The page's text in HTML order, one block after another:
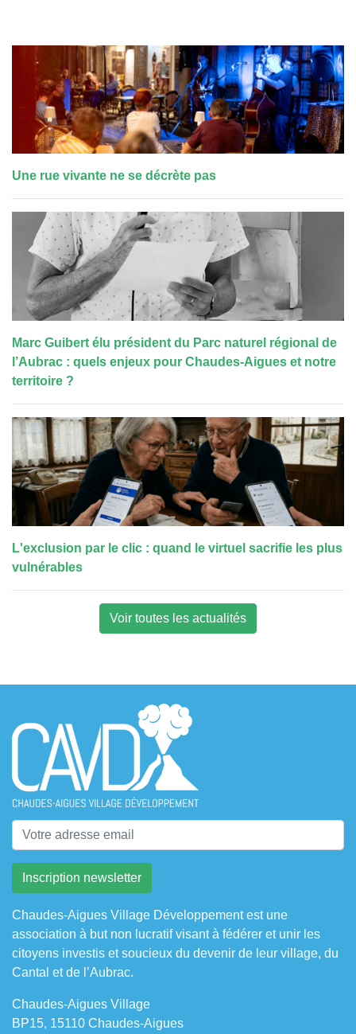
Une rue vivante ne se décrète pas
Marc Guibert élu président du Parc naturel régional de
l’Aubrac : quels enjeux pour Chaudes-Aigues et notre
territoire ?
L'exclusion par le clic : quand le virtuel sacrifie les plus
vulnérables
Voir toutes les actualités
Chaudes-Aigues Village Développement est une
association à but non lucratif visant à fédérer et unir les
citoyens investis et soucieux du devenir de leur village, du
Cantal et de l’Aubrac.
Chaudes-Aigues Village
BP15, 15110 Chaudes-Aigues